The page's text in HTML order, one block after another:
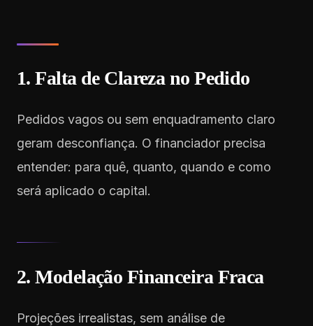
1. Falta de Clareza no Pedido
Pedidos vagos ou sem enquadramento claro
geram desconfiança. O financiador precisa
entender: para quê, quanto, quando e como
será aplicado o capital.
2. Modelação Financeira Fraca
Projeções irrealistas, sem análise de